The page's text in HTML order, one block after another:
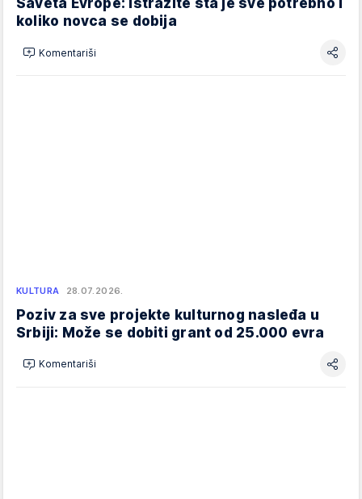
Saveta Evrope: Istražite šta je sve potrebno i
koliko novca se dobija
Komentariši
KULTURA 28.07.2026.
Poziv za sve projekte kulturnog nasleđa u
Srbiji: Može se dobiti grant od 25.000 evra
Komentariši